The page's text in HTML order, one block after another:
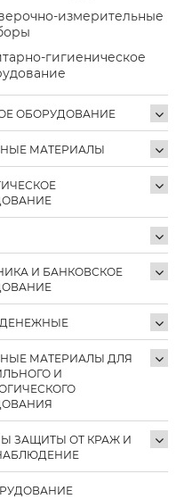
измерительные
гигиеническое
ОБОРУДОВАНИЕ
МАТЕРИАЛЫ
И БАНКОВСКОЕ
МАТЕРИАЛЫ ДЛЯ
И
ЗАЩИТЫ ОТ КРАЖ И